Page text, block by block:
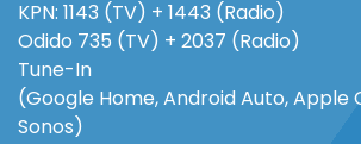
KPN: 1143 (TV) + 1443 (Radio)
Odido 735 (TV) + 2037 (Radio)
Tune-In
(Google Home, Android Auto, Apple
Sonos)